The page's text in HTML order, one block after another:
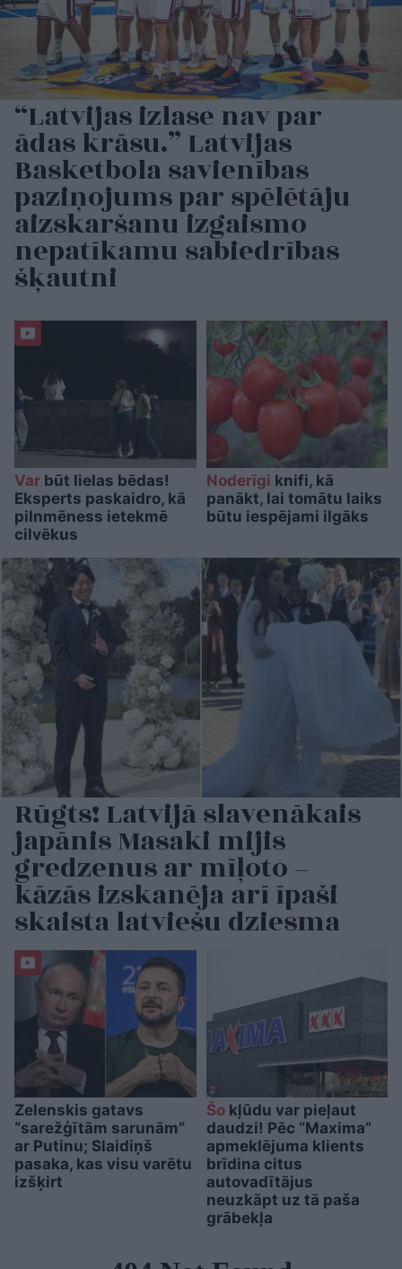
“Latvijas izlase nav par
ādas krāsu.” Latvijas
Basketbola savienības
paziņojums par spēlētāju
aizskaršanu izgaismo
nepatīkamu sabiedrības
šķautni
Var būt lielas bēdas!
Eksperts paskaidro, kā
pilnmēness ietekmē
cilvēkus
Noderīgi knifi, kā
panākt, lai tomātu laiks
būtu iespējami ilgāks
Rūgts! Latvijā slavenākais
japānis Masaki mijis
gredzenus ar mīļoto –
kāzās izskanēja arī īpaši
skaista latviešu dziesma
Zelenskis gatavs
“sarežģītām sarunām”
ar Putinu; Slaidiņš
pasaka, kas visu varētu
izšķirt
Šokļūdu var pieļaut
daudzi! Pēc “Maxima”
apmeklējuma klients
brīdina citus
autovadītājus
neuzkāpt uz tā paša
grābekļa